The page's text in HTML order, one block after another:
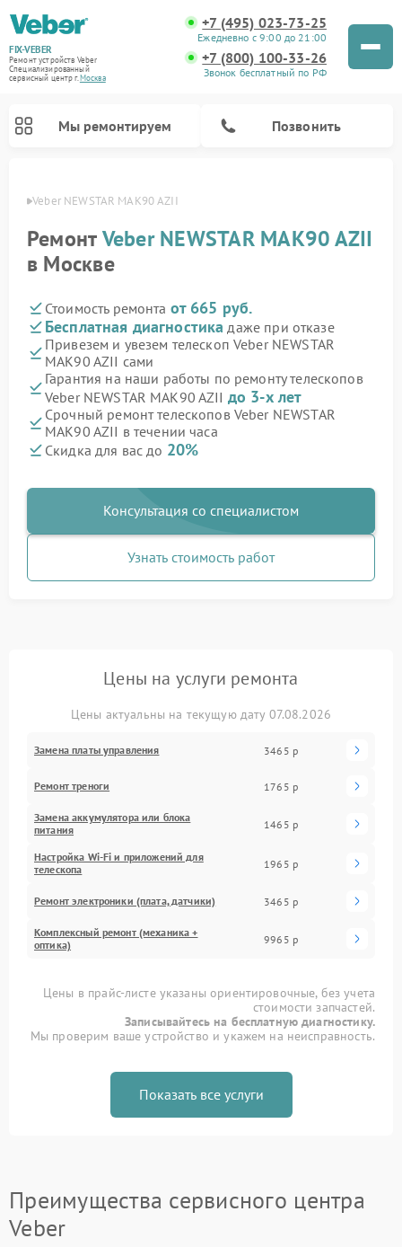
FIX-VEBER
Ремонт устройств Veber
Специализированный
cервисный центр г.Москва
+7 (495) 023-73-25
Ежедневно с 9:00 до 21:00
+7 (800) 100-33-26
Звонок бесплатный по РФ
Мы ремонтируем Позвонить
Veber NEWSTAR MAK90 AZII
РемонтVeber NEWSTAR MAK90 AZII
в Москве
Стоимость ремонта от 665 руб.
Бесплатная диагностика даже при отказе
Привезем и увезем телескоп Veber NEWSTAR
MAK90 AZII сами
Гарантия на наши работы по ремонту телескопов
Veber NEWSTAR MAK90 AZII до 3-х лет
Срочный ремонт телескопов Veber NEWSTAR
MAK90 AZII в течении часа
Скидка для вас до 20%
Консультация со специалистом
Узнать стоимость работ
Цены на услуги ремонта
Цены актуальны на текущую дату 07.08.2026
Замена платы управления 3465 р
Ремонт треноги 1765 р
Замена аккумулятора или блока
питания
1465 р
Настройка Wi-Fi и приложений для
телескопа
1965 р
Ремонт электроники (плата, датчики) 3465 р
Комплексный ремонт (механика +
оптика)
9965 р
Цены в прайс-листе указаны ориентировочные, без учета
стоимости запчастей.
Записывайтесь на бесплатную диагностику.
Мы проверим ваше устройство и укажем на неисправность.
Показать все услуги
Преимущества сервисного центра
Veber